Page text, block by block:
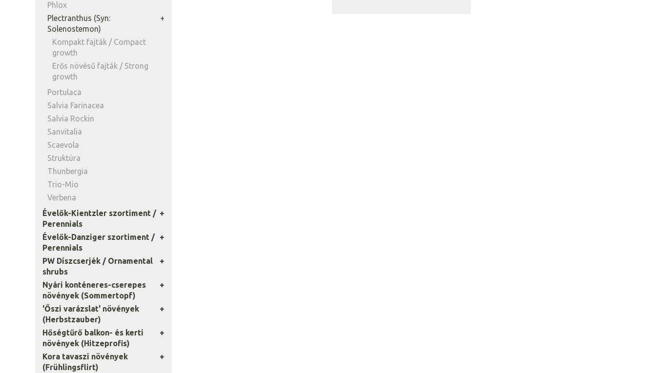
Phlox
Plectranthus (Syn:
Solenostemon)
Kompakt fajták / Compact
growth
Erős növésű fajták / Strong
growth
Portulaca
Salvia Farinacea
Salvia Rockin
Sanvitalia
Scaevola
Struktúra
Thunbergia
Trio-Mio
Verbena
Évelők-Kientzler szortiment /
Perennials
Évelők-Danziger szortiment /
Perennials
PW Díszcserjék / Ornamental
shrubs
Nyári konténeres-cserepes
növények (Sommertopf)
'Őszi varázslat' növények
(Herbstzauber)
Hőségtűrő balkon- és kerti
növények (Hitzeprofis)
Kora tavaszi növények
(Frühlingsflirt)